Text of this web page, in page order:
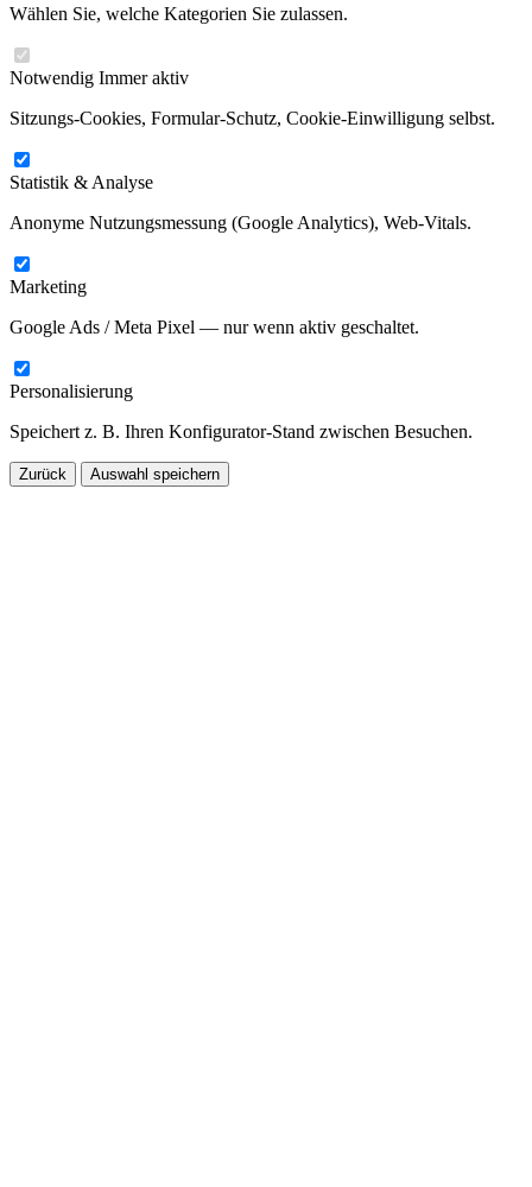
Wählen Sie, welche Kategorien Sie zulassen.
Notwendig Immer aktiv
Sitzungs-Cookies, Formular-Schutz, Cookie-Einwilligung selbst.
Statistik & Analyse
Anonyme Nutzungsmessung (Google Analytics), Web-Vitals.
Marketing
Google Ads / Meta Pixel — nur wenn aktiv geschaltet.
Personalisierung
Speichert z. B. Ihren Konfigurator-Stand zwischen Besuchen.
Zurück Auswahl speichern